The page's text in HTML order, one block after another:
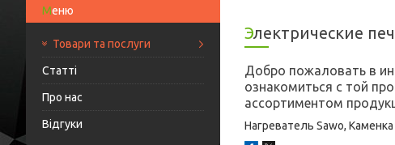
Товари та послуги
Статті
Про нас
Відгуки
Электрические
Добро пожаловать в
ознакомиться с той
ассортиментом
Нагреватель Sawo, Каменка